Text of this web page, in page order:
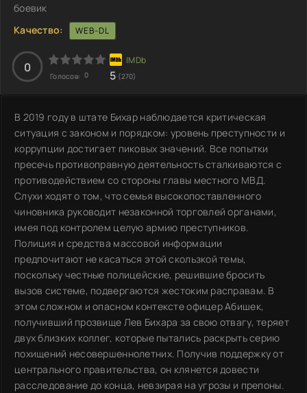
боевик
Качество:
WEB-DL
0
Голосов: 0 5 (270)
В 2019 году в штате Бихар наблюдается критическая
ситуация с законом и порядком: уровень преступности и
коррупции достигает пиковых значений. Все попытки
пресечь противоправную деятельность сталкиваются с
противодействием со стороны главы местного МВД.
Слухи ходят о том, что семья высокопоставленного
чиновника руководит незаконной торговлей органами,
имея под контролем целую армию преступников.
Полиция и средства массовой информации
предпочитают не касаться этой скользкой темы,
поскольку честные полицейские, решившие бросить
вызов системе, подвергаются жестоким расправам. В
этом сложном и опасном контексте офицер Абишек,
получивший прозвище Лев Бихара за свою отвагу, теряет
двух близких коллег, которые пытались раскрыть серию
похищений несовершеннолетних. Получив поддержку от
центрального правительства, он клянется довести
расследование до конца, невзирая на угрозы и препоны.